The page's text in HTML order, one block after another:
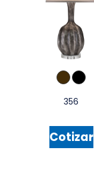
356
Cotizar